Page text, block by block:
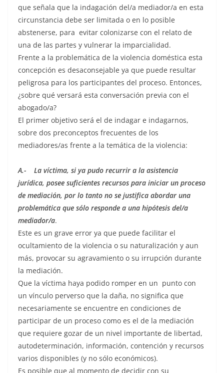
que señala que la indagación del/a mediador/a en esta
circunstancia debe ser limitada o en lo posible
abstenerse, para evitar colonizarse con el relato de
una de las partes y vulnerar la imparcialidad.
Frente a la problemática de la violencia doméstica esta
concepción es desaconsejable ya que puede resultar
peligrosa para los participantes del proceso. Entonces,
¿sobre qué versará esta conversación previa con el
abogado/a?
El primer objetivo será el de indagar e indagarnos,
sobre dos preconceptos frecuentes de los
mediadores/as frente a la temática de la violencia:
A.- La víctima, si ya pudo recurrir a la asistencia
jurídica, posee suficientes recursos para iniciar un proceso
de mediación, por lo tanto no se justifica abordar una
problemática que sólo responde a una hipótesis del/a
mediador/a.
Este es un grave error ya que puede facilitar el
ocultamiento de la violencia o su naturalización y aun
más, provocar su agravamiento o su irrupción durante
la mediación.
Que la víctima haya podido romper en un punto con
un vínculo perverso que la daña, no significa que
necesariamente se encuentre en condiciones de
participar de un proceso como es el de la mediación
que requiere gozar de un nivel importante de libertad,
autodeterminación, información, contención y recursos
varios disponibles (y no sólo económicos).
Es posible que al momento de decidir con su